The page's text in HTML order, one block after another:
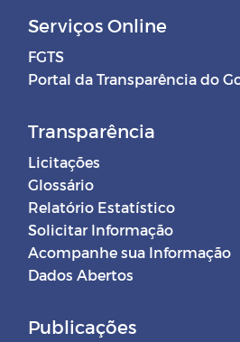
Serviços Online
FGTS
Portal da Transparência do
Transparência
Licitações
Glossário
Relatório Estatístico
Solicitar Informação
Acompanhe sua Informação
Dados Abertos
Publicações